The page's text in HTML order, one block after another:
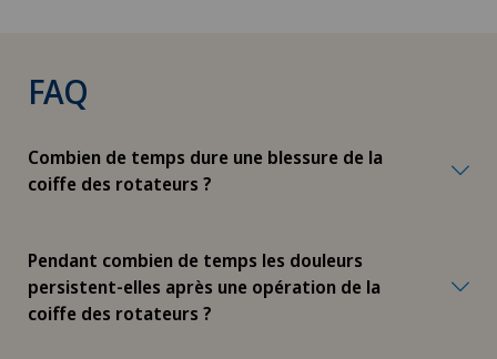
FAQ
Combien de temps dure une blessure de la
coiffe des rotateurs ?
Pendant combien de temps les douleurs
persistent-elles après une opération de la
coiffe des rotateurs ?